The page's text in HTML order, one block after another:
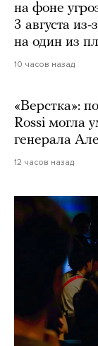
на фоне
3 августа
на один из
10 часов назад
«Верстка»:
Rossi могла
генерала
12 часов назад